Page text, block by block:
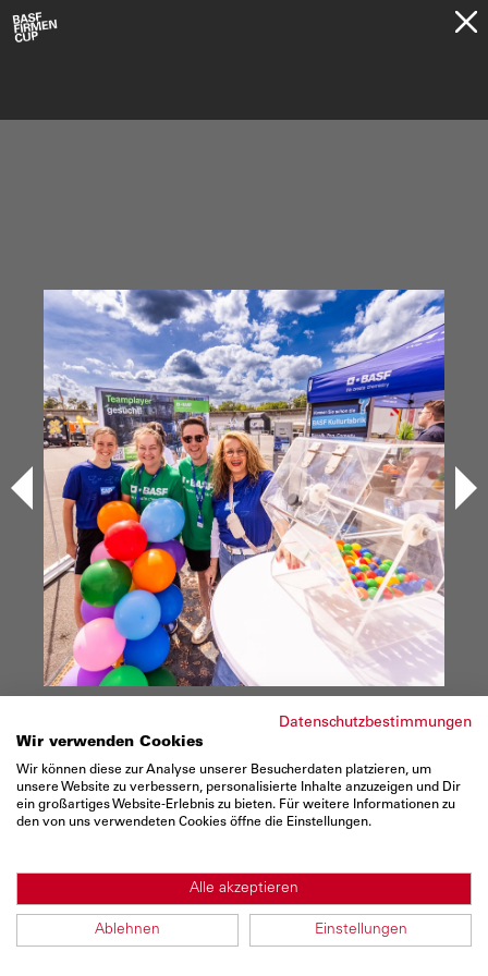
<
1 / 137
Impressionen vom BASF FIRMENCUP 2026
Datenschutzbestimmungen
Wir verwenden Cookies
Wir können diese zur Analyse unserer Besucherdaten platzieren, um
unsere Website zu verbessern, personalisierte Inhalte anzuzeigen und Dir
ein großartiges Website-Erlebnis zu bieten. Für weitere Informationen zu
den von uns verwendeten Cookies öffne die Einstellungen.
Alle akzeptieren
Ablehnen Einstellungen